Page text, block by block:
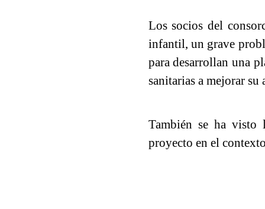
Los socios del
infantil, un grave
para desarrollan una
sanitarias a mejorar su
También se ha visto
proyecto en el